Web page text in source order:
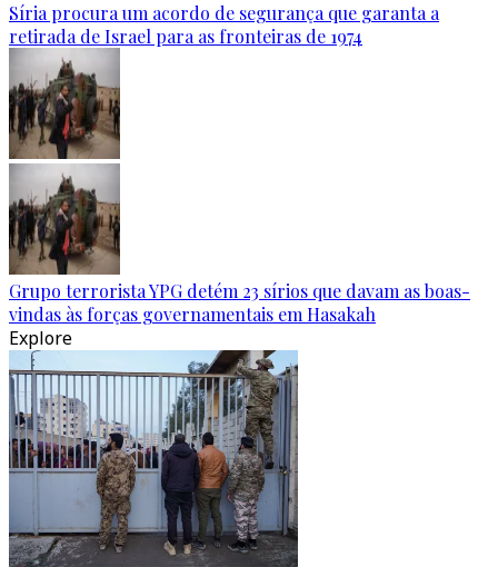
Síria procura um acordo de segurança que garanta a
retirada de Israel para as fronteiras de 1974
Grupo terrorista YPG detém 23 sírios que davam as boas-
vindas às forças governamentais em Hasakah
Explore